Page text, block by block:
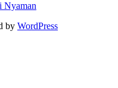
by WordPress